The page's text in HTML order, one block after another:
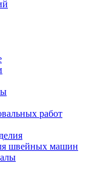
работ
швейных машин